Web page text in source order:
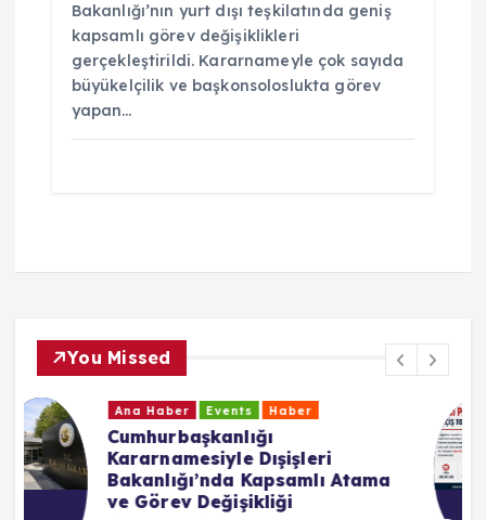
Bakanlığı’nın yurt dışı teşkilatında geniş
kapsamlı görev değişiklikleri
gerçekleştirildi. Kararnameyle çok sayıda
büyükelçilik ve başkonsoloslukta görev
yapan…
You Missed
Ana Haber Events Haber
CHP Baden Birliği’nden Yeni
Parti Kararı: “Özgür Özel’in
Yanında Yer Alacağız”
Haber
Temmuz 24, 2026